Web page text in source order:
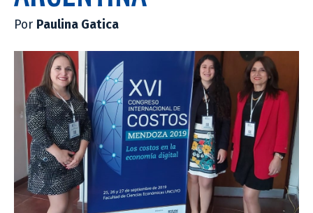
Por Paulina Gatica